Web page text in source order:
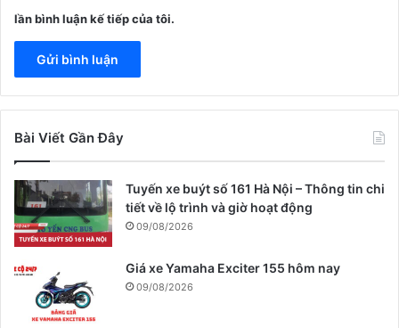
lần bình luận kế tiếp của tôi.
Bài Viết Gần Đây
Tuyến xe buýt số 161 Hà Nội – Thông tin chi
tiết về lộ trình và giờ hoạt động
09/08/2026
Giá xe Yamaha Exciter 155 hôm nay
09/08/2026